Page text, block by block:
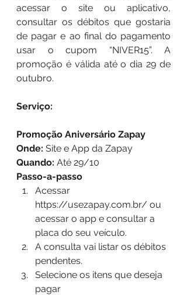
acessar o site ou aplicativo,
consultar os débitos que gostaria
de pagar e ao final do pagamento
usar o cupom “NIVER15”. A
promoção é válida até o dia 29 de
outubro.
Serviço:
Promoção Aniversário Zapay
Onde: Site e App da Zapay
Quando: Até 29/10
Passo-a-passo
Acessar
https://usezapay.com.br/ ou
acessar o app e consultar a
placa do seu veículo.
A consulta vai listar os débitos
pendentes.
Selecione os itens que deseja
pagar